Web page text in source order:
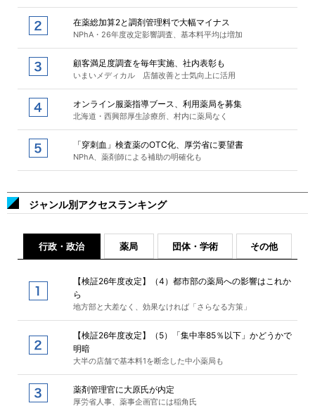
在薬総加算2と調剤管理料で大幅マイナス
NPhA・26年度改定影響調査、基本料平均は増加
顧客満足度調査を毎年実施、社内表彰も
いまいメディカル 店舗改善と士気向上に活用
オンライン服薬指導ブース、利用薬局を募集
北海道・西興部厚生診療所、村内に薬局なく
「穿刺血」検査薬のOTC化、厚労省に要望書
NPhA、薬剤師による補助の明確化も
ジャンル別アクセスランキング
行政・政治 薬局 団体・学術 その他
【検証26年度改定】（4）都市部の薬局への影響はこれか
ら
地方部と大差なく、効果なければ「さらなる方策」
【検証26年度改定】（5）「集中率85％以下」かどうかで
明暗
大半の店舗で基本料1を断念した中小薬局も
薬剤管理官に大原氏が内定
厚労省人事、薬事企画官には稲角氏